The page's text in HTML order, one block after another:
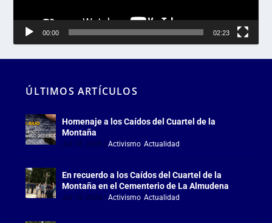
00:00 02:23
ÚLTIMOS ARTÍCULOS
Homenaje a los Caídos del Cuartel de la
Montaña
Jul 18, 2026 |Activismo,Actualidad
En recuerdo a los Caídos del Cuartel de la
Montaña en el Cementerio de La Almudena
Jul 18, 2026 |Activismo,Actualidad